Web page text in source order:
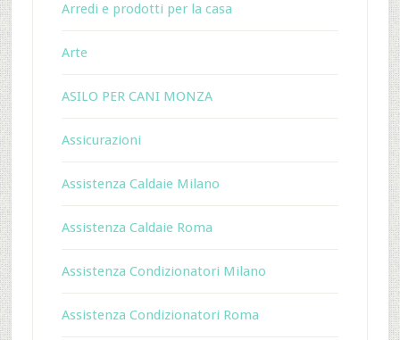
Arredi e prodotti per la casa
Arte
ASILO PER CANI MONZA
Assicurazioni
Assistenza Caldaie Milano
Assistenza Caldaie Roma
Assistenza Condizionatori Milano
Assistenza Condizionatori Roma